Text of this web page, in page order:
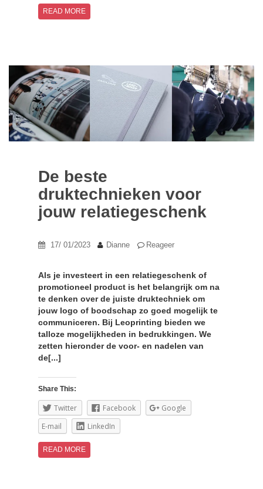
READ MORE
De beste
druktechnieken voor
jouw relatiegeschenk
17/ 01/2023 Dianne Reageer
Als je investeert in een relatiegeschenk of
promotioneel product is het belangrijk om na
te denken over de juiste druktechniek om
jouw logo of boodschap zo goed mogelijk te
communiceren. Bij Leoprinting bieden we
talloze mogelijkheden in bedrukkingen. We
zetten hieronder de voor- en nadelen van
de[...]
Share This:
Twitter Facebook
Google
E-mail
LinkedIn
READ MORE